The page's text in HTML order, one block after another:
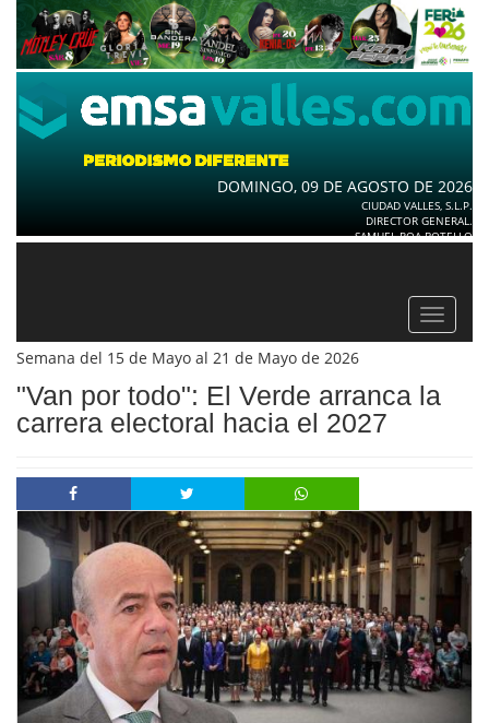
DOMINGO, 09 DE AGOSTO DE 2026
CIUDAD VALLES, S.L.P.
DIRECTOR GENERAL.
SAMUEL ROA BOTELLO
Toggle
Semana del 15 de Mayo al 21 de Mayo de 2026
"Van por todo": El Verde arranca la
carrera electoral hacia el 2027